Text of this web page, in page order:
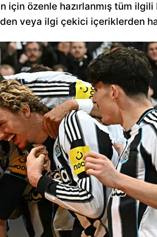
için özenle hazırlanmış tüm
veya ilgi çekici içeriklerden